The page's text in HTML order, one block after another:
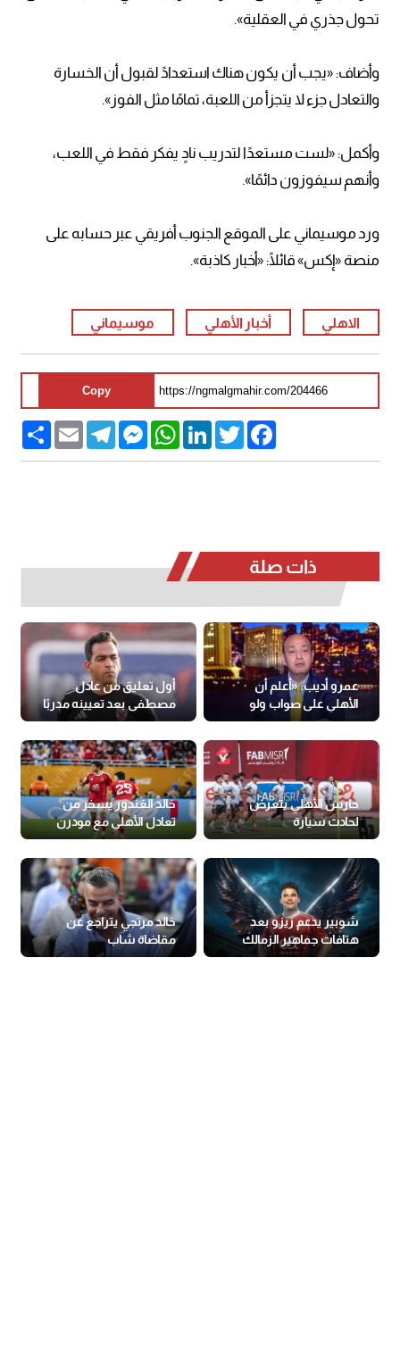
تحول جذري في العقلية».
وأضاف: «يجب أن يكون هناك استعدادً لقبول أن الخسارة
والتعادل جزء لا يتجزأ من اللعبة، تمامًا مثل الفوز».
وأكمل: «لست مستعدًا لتدريب نادٍ يفكر فقط في اللعب،
وأنهم سيفوزون دائمًا».
ورد موسيماني على الموقع الجنوب أفريقي عبر حسابه على
منصة «إكس» قائلًا: «أخبار كاذبة».
الاهلي أخبار الأهلي موسيماني
Copy
Share Email
TelegramMessengerWhatsAppLinkedInTwitter
Facebook
ذات صلة
عمرو أديب: «أعلم أن
الأهلي على صواب ولو
أخطأ»
أول تعليق من عادل
مصطفى بعد تعيينه مدربًا
للأهلي
حارس الأهلي يتعرض
لحادث سيارة
خالد الغندور يسخر من
تعادل الأهلي مع مودرن
شوبير يدعم زيزو بعد
هتافات جماهير الزمالك
خالد مرتجي يتراجع عن
مقاضاة شاب